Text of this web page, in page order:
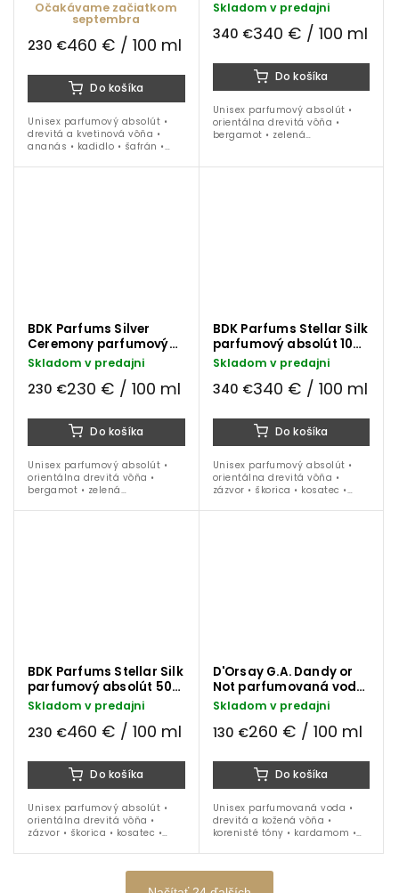
absolút 50 ml
Očakávame začiatkom
septembra
230 €460 € / 100 ml
Do košíka
Unisex parfumový absolút •
drevitá a kvetinová vôňa •
ananás • kadidlo • šafrán •
celoročné nosenie
absolút 100 ml
Skladom v predajni
340 €340 € / 100 ml
Do košíka
Unisex parfumový absolút •
orientálna drevitá vôňa •
bergamot • zelená
BDK Parfums Silver
Ceremony parfumový
absolút 50 ml
Skladom v predajni
230 €230 € / 100 ml
Do košíka
Unisex parfumový absolút •
orientálna drevitá vôňa •
bergamot • zelená
korenie • céder • pačuli • oud •
BDK Parfums Stellar Silk
parfumový absolút 100
ml
Skladom v predajni
340 €340 € / 100 ml
Do košíka
Unisex parfumový absolút •
orientálna drevitá vôňa •
zázvor • škorica • kosatec •
santalové drevo • ideálna na
BDK Parfums Stellar Silk
parfumový absolút 50
ml
Skladom v predajni
230 €460 € / 100 ml
Do košíka
Unisex parfumový absolút •
orientálna drevitá vôňa •
zázvor • škorica • kosatec •
santalové drevo • ideálna na
D'Orsay G.A. Dandy or
Not parfumovaná voda
50 ml
Skladom v predajni
130 €260 € / 100 ml
Do košíka
Unisex parfumovaná voda •
drevitá a kožená vôňa •
korenisté tóny • kardamom •
pomarančový kvet • kožený
akord • ideálna na celoročné